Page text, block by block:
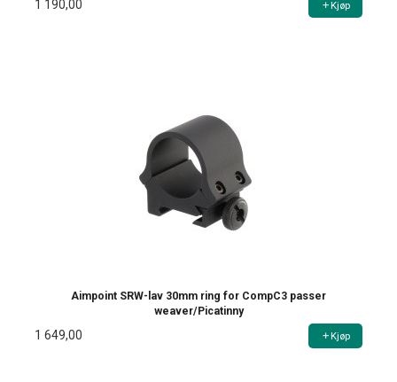
1 190,00 Kjøp
Aimpoint SRW-lav 30mm ring for CompC3 passer
weaver/Picatinny
1 649,00 Kjøp